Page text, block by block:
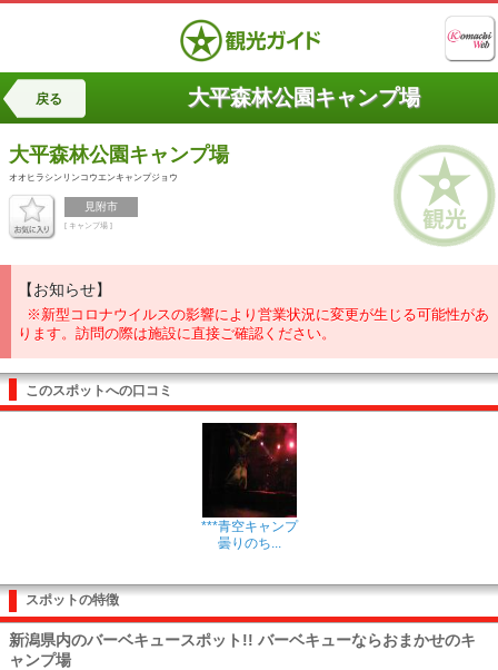
戻る 大平森林公園キャンプ場
大平森林公園キャンプ場
オオヒラシンリンコウエンキャンプジョウ
見附市
[ キャンプ場 ]
【お知らせ】
※新型コロナウイルスの影響により営業状況に変更が生じる可能性があ
ります。訪問の際は施設に直接ご確認ください。
このスポットへの口コミ
***青空キャンプ
曇りのち...
スポットの特徴
新潟県内のバーベキュースポット!! バーベキューならおまかせのキ
ャンプ場